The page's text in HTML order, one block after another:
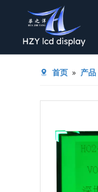
首页 » 产品